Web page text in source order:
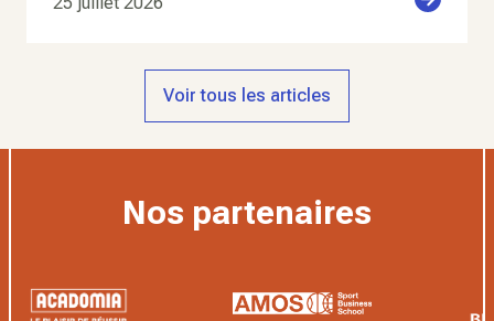
Voir tous les articles
Nos partenaires